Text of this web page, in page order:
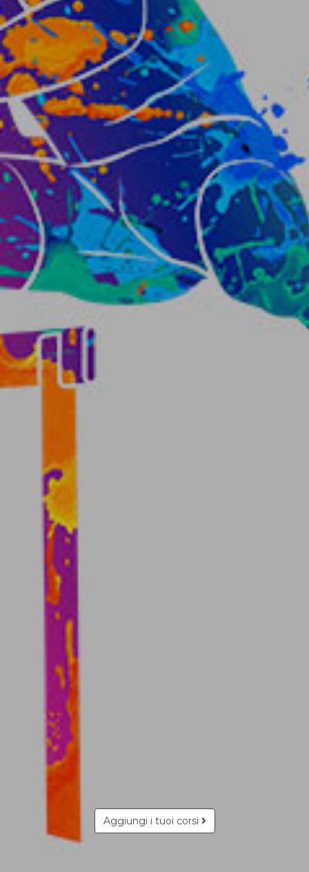
Aggiungi i tuoi corsi